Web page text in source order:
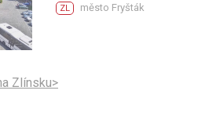
ZL město Fryšták
Zlínsku>